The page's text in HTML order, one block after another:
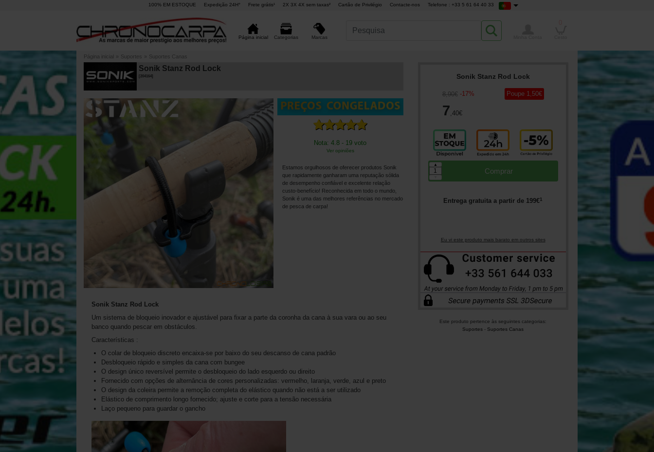
100% EM ESTOQUE Expedição 24H° Frete grátis¹ 2X 3X 4X sem taxas² Cartão de Privilégio Contacte-nos Telefone : +33 5 61 64 40 33
Página inicial Categorias Marcas
Página inicial » Suportes » Suportes Canas
Sonik Stanz Rod Lock
204164 ]
Nota: 4.8 - 19 voto
Ver opiniões
Estamos orgulhosos de oferecer produtos Sonik
que rapidamente ganharam uma reputação sólida
de desempenho confiável e excelente relação
custo-benefício! Reconhecida em todo o mundo,
Sonik é uma das melhores referências no mercado
de pesca de carpa!
Sonik Stanz Rod Lock
8,90€ -17%
7,40€
Poupe 1,50€
Comprar
▲
Entrega gratuita a partir de 199€1
Eu vi este produto mais barato em outros sites
Este produto pertence às seguintes categorias:
Suportes - Suportes Canas
Sonik Stanz Rod Lock
Um sistema de bloqueio inovador e ajustável para fixar a parte da coronha da cana à sua vara ou ao seu
banco quando pescar em obstáculos.
Características :
O colar de bloqueio discreto encaixa-se por baixo do seu descanso de cana padrão
Desbloqueio rápido e simples da cana com bungee
O design único reversível permite o desbloqueio do lado esquerdo ou direito
Fornecido com opções de alternância de cores personalizadas: vermelho, laranja, verde, azul e preto
O design da coleira permite a remoção completa do elástico quando não está a ser utilizado
Elástico de comprimento longo fornecido; ajuste e corte para a tensão necessária
Laço pequeno para guardar o gancho